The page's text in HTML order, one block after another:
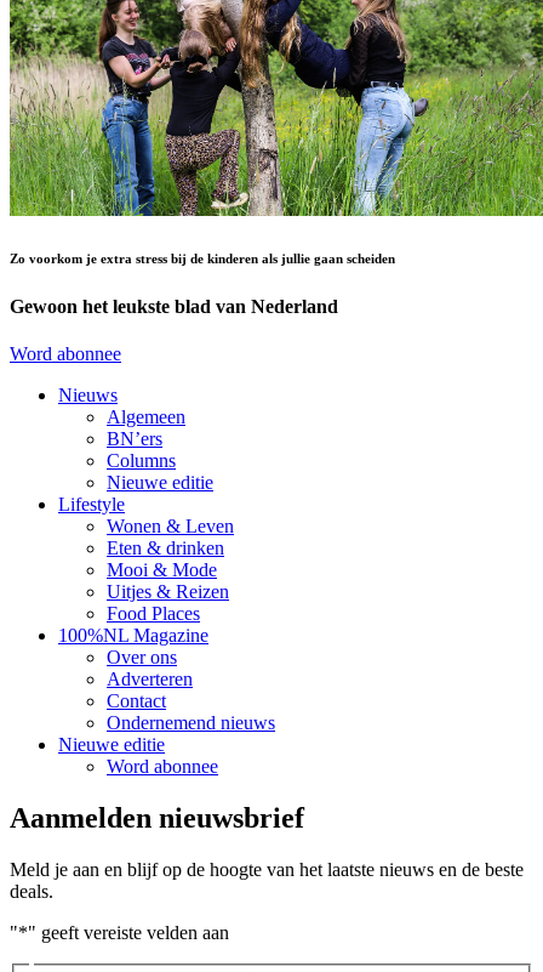
Zo voorkom je extra stress bij de kinderen als jullie gaan scheiden
Gewoon het leukste blad van Nederland
Word abonnee
Nieuws
Algemeen
BN’ers
Columns
Nieuwe editie
Lifestyle
Wonen & Leven
Eten & drinken
Mooi & Mode
Uitjes & Reizen
Food Places
100%NL Magazine
Over ons
Adverteren
Contact
Ondernemend nieuws
Nieuwe editie
Word abonnee
Aanmelden nieuwsbrief
Meld je aan en blijf op de hoogte van het laatste nieuws en de beste
deals.
"*" geeft vereiste velden aan